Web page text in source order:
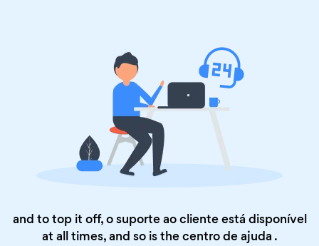
and to top it off, o suporte ao cliente está disponível
at all times, and so is thecentro de ajuda .